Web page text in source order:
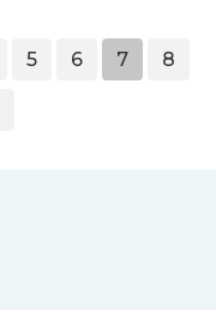
5 6 7 8